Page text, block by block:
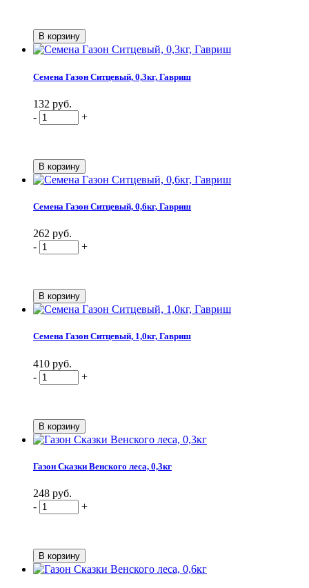
Семена Газон Ситцевый, 0,3кг, Гавриш
132 руб.
-
+
Семена Газон Ситцевый, 0,6кг, Гавриш
262 руб.
-
+
Семена Газон Ситцевый, 1,0кг, Гавриш
410 руб.
-
+
Газон Сказки Венского леса, 0,3кг
248 руб.
-
+